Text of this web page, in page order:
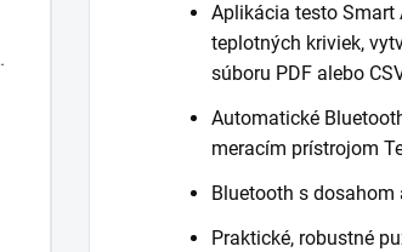
Aplikácia testo Smart
teplotných kriviek,
súboru PDF alebo
Automatické
meracím prístrojom
Bluetooth s dosahom
Praktické, robustné